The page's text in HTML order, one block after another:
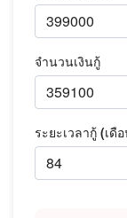
จำนวนเงินกู้
ระยะเวลากู้ (เดื